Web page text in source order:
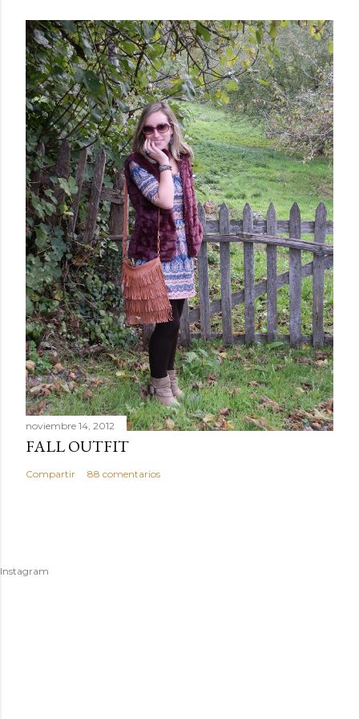
noviembre 14, 2012
FALL OUTFIT
Compartir 88 comentarios
Instagram